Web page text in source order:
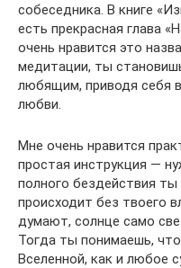
собеседника. В книге
есть прекрасная глава
очень нравится это
медитации, ты
любящим, приводя себя
любви.
Мне очень нравится
простая инструкция —
полного бездействия
происходит без твоего
думают, солнце само
Тогда ты понимаешь,
Вселенной, как и любое